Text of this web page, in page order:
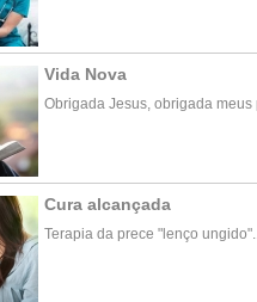
Vida Nova
Obrigada Jesus, obrigada meus
Cura alcançada
Terapia da prece "lenço